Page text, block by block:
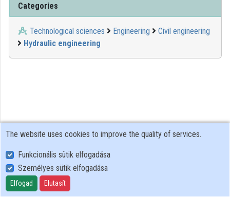
Categories
Technological sciences Engineering
Civil engineering
Hydraulic engineering
User Policy
Adatkezelési tájékoztató (en)
Cookie Policy
The website uses cookies to improve the quality of services.
Funkcionális sütik elfogadása
Személyes sütik elfogadása
Elfogad Elutasít